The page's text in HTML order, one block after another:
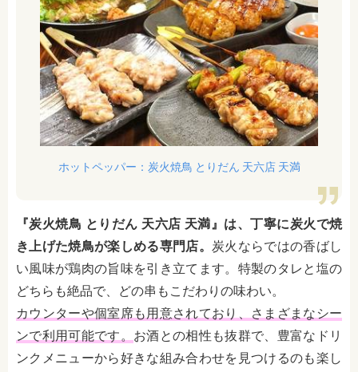
ホットペッパー：炭火焼鳥 とりだん 天六店 天満
『炭火焼鳥 とりだん 天六店 天満』は、丁寧に炭火で焼
き上げた焼鳥が楽しめる専門店。 炭火ならではの香ばし
い風味が鶏肉の旨味を引き立てます。特製のタレと塩の
どちらも絶品で、どの串もこだわりの味わい。
カウンターや個室席も用意されており、さまざまなシー
ンで利用可能です。 お酒との相性も抜群で、豊富なドリ
ンクメニューから好きな組み合わせを見つけるのも楽し